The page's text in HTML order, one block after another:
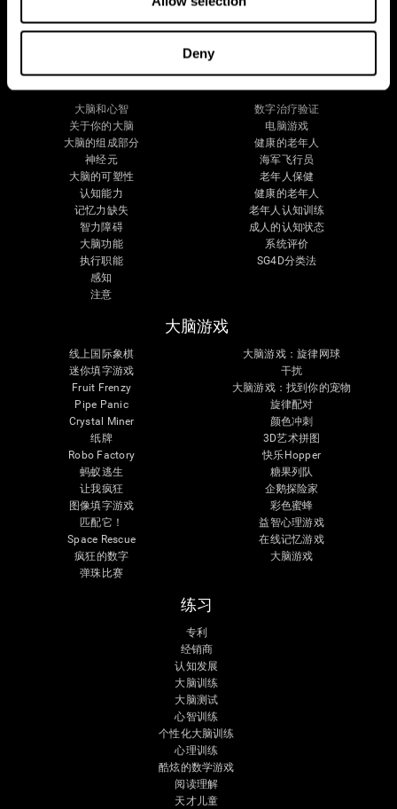
Deny
您的大脑
大脑和心智
关于你的大脑
大脑的组成部分
神经元
大脑的可塑性
认知能力
记忆力缺失
智力障碍
大脑功能
执行职能
感知
注意
健康研究
数字治疗验证
电脑游戏
健康的老年人
海军飞行员
老年人保健
健康的老年人
老年人认知训练
成人的认知状态
系统评价
SG4D分类法
大脑游戏
线上国际象棋
迷你填字游戏
Fruit Frenzy
Pipe Panic
Crystal Miner
纸牌
Robo Factory
蚂蚁逃生
让我疯狂
图像填字游戏
匹配它！
Space Rescue
疯狂的数字
弹珠比赛
大脑游戏：旋律网球
干扰
大脑游戏：找到你的宠物
旋律配对
颜色冲刺
3D艺术拼图
快乐Hopper
糖果列队
企鹅探险家
彩色蜜蜂
益智心理游戏
在线记忆游戏
大脑游戏
练习
专利
经销商
认知发展
大脑训练
大脑测试
心智训练
个性化大脑训练
心理训练
酷炫的数学游戏
阅读理解
天才儿童